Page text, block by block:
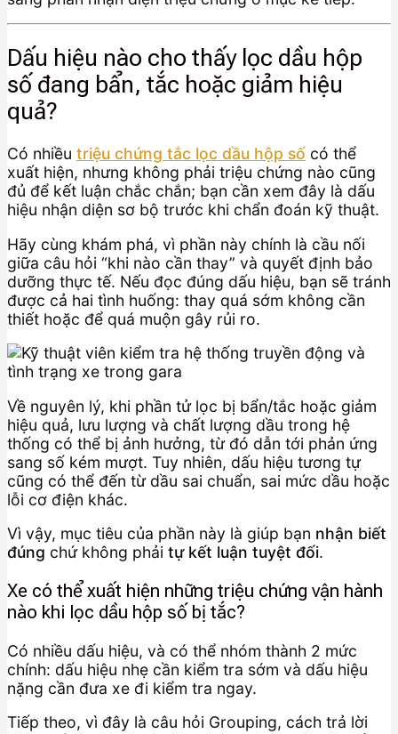
Dấu hiệu nào cho thấy lọc dầu hộp
số đang bẩn, tắc hoặc giảm hiệu
quả?
Có nhiều triệu chứng tắc lọc dầu hộp số có thể
xuất hiện, nhưng không phải triệu chứng nào cũng
đủ để kết luận chắc chắn; bạn cần xem đây là dấu
hiệu nhận diện sơ bộ trước khi chẩn đoán kỹ thuật.
Hãy cùng khám phá, vì phần này chính là cầu nối
giữa câu hỏi “khi nào cần thay” và quyết định bảo
dưỡng thực tế. Nếu đọc đúng dấu hiệu, bạn sẽ tránh
được cả hai tình huống: thay quá sớm không cần
thiết hoặc để quá muộn gây rủi ro.
Về nguyên lý, khi phần tử lọc bị bẩn/tắc hoặc giảm
hiệu quả, lưu lượng và chất lượng dầu trong hệ
thống có thể bị ảnh hưởng, từ đó dẫn tới phản ứng
sang số kém mượt. Tuy nhiên, dấu hiệu tương tự
cũng có thể đến từ dầu sai chuẩn, sai mức dầu hoặc
lỗi cơ điện khác.
Vì vậy, mục tiêu của phần này là giúp bạn nhận biết
đúng chứ không phải tự kết luận tuyệt đối.
Xe có thể xuất hiện những triệu chứng vận hành
nào khi lọc dầu hộp số bị tắc?
Có nhiều dấu hiệu, và có thể nhóm thành 2 mức
chính: dấu hiệu nhẹ cần kiểm tra sớm và dấu hiệu
nặng cần đưa xe đi kiểm tra ngay.
Tiếp theo, vì đây là câu hỏi Grouping, cách trả lời